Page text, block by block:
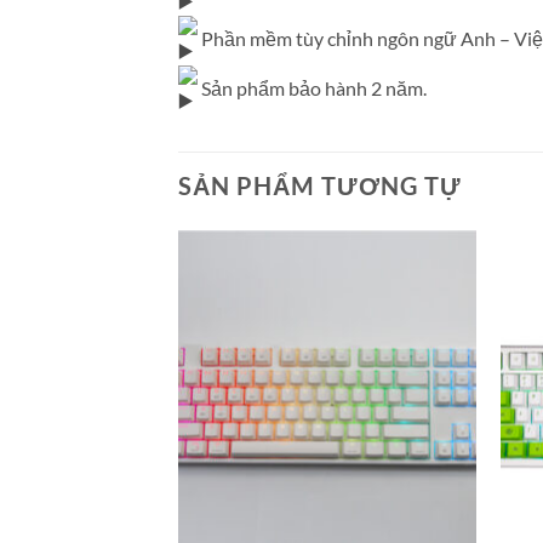
Phần mềm tùy chỉnh ngôn ngữ Anh –
Sản phẩm bảo hành 2 năm.
SẢN PHẨM TƯƠNG TỰ